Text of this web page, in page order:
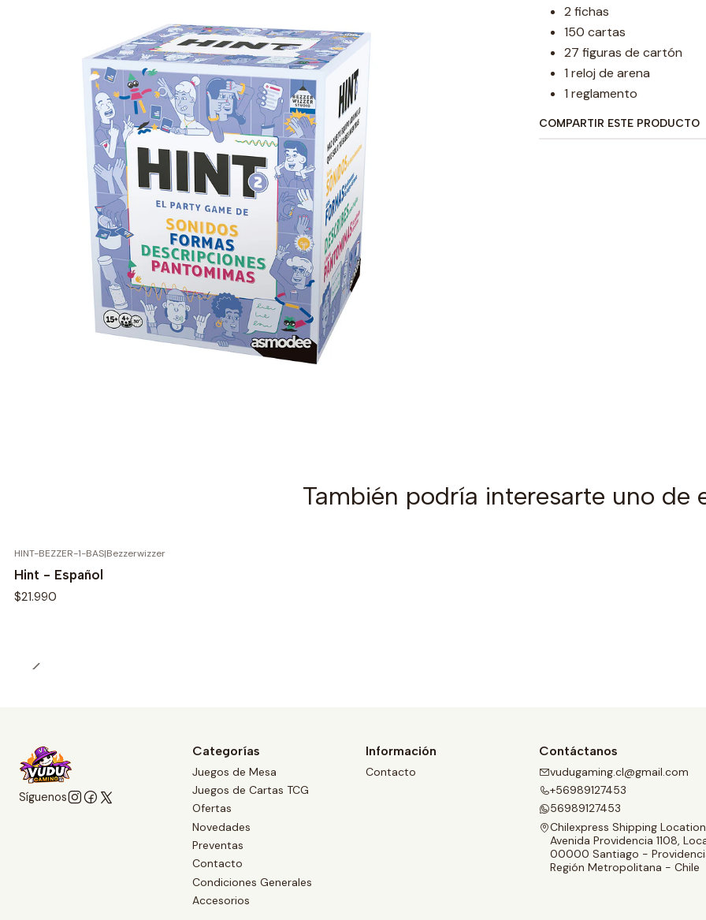
2 fichas
150 cartas
27 figuras de cartón
1 reloj de arena
1 reglamento
COMPARTIR ESTE PRODUCTO
También podría interesarte uno de
HINT-BEZZER-1-BAS|Bezzerwizzer
Hint - Español
$21.990
Síguenos
Categorías
Juegos de Mesa
Juegos de Cartas TCG
Ofertas
Novedades
Preventas
Contacto
Condiciones Generales
Accesorios
Información
Contacto
Contáctanos
vudugaming.cl@gmail.com
+56989127453
56989127453
Chilexpress Shipping Location
Avenida Providencia 1108,
00000 Santiago -
Región Metropolitana - Chile